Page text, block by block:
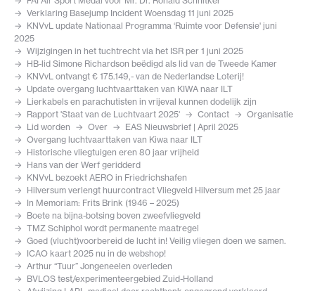
Verklaring Basejump Incident Woensdag 11 juni 2025
KNVvL update Nationaal Programma ‘Ruimte voor Defensie' juni
2025
Wijzigingen in het tuchtrecht via het ISR per 1 juni 2025
HB-lid Simone Richardson beëdigd als lid van de Tweede Kamer
KNVvL ontvangt € 175.149,- van de Nederlandse Loterij!
Update overgang luchtvaarttaken van KIWA naar ILT
Lierkabels en parachutisten in vrijeval kunnen dodelijk zijn
Rapport 'Staat van de Luchtvaart 2025'
Contact
Organisatie
Lid worden
Over
EAS Nieuwsbrief | April 2025
Overgang luchtvaarttaken van Kiwa naar ILT
Historische vliegtuigen eren 80 jaar vrijheid
Hans van der Werf geridderd
KNVvL bezoekt AERO in Friedrichshafen
Hilversum verlengt huurcontract Vliegveld Hilversum met 25 jaar
In Memoriam: Frits Brink (1946 – 2025)
Boete na bijna-botsing boven zweefvliegveld
TMZ Schiphol wordt permanente maatregel
Goed (vlucht)voorbereid de lucht in! Veilig vliegen doen we samen.
ICAO kaart 2025 nu in de webshop!
Arthur “Tuur” Jongeneelen overleden
BVLOS test/experimenteergebied Zuid-Holland